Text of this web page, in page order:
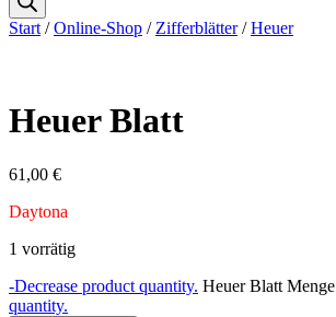
Start /Online-Shop / Zifferblätter/Heuer
Heuer Blatt
61,00 €
Daytona
1 vorrätig
-Decrease product quantity. Heuer Blatt Menge
quantity.